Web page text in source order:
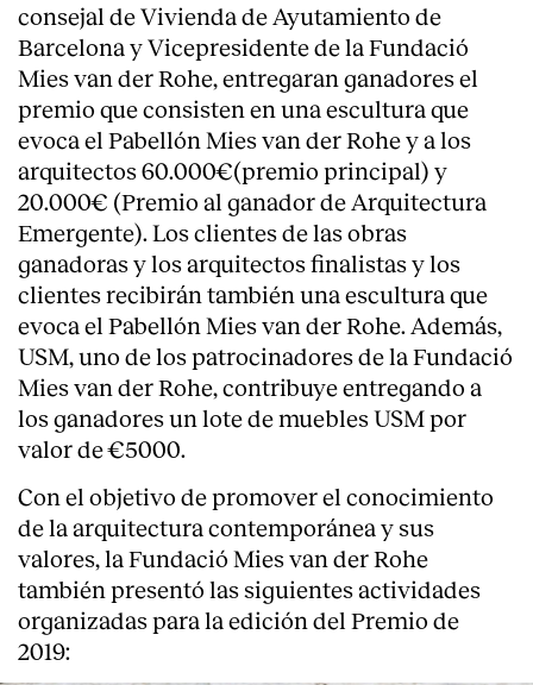
consejal de Vivienda de Ayutamiento de
Barcelona y Vicepresidente de la Fundació
Mies van der Rohe, entregaran ganadores el
premio que consisten en una escultura que
evoca el Pabellón Mies van der Rohe y a los
arquitectos 60.000€(premio principal) y
20.000€ (Premio al ganador de Arquitectura
Emergente). Los clientes de las obras
ganadoras y los arquitectos finalistas y los
clientes recibirán también una escultura que
evoca el Pabellón Mies van der Rohe. Además,
USM, uno de los patrocinadores de la Fundació
Mies van der Rohe, contribuye entregando a
los ganadores un lote de muebles USM por
valor de €5000.
Con el objetivo de promover el conocimiento
de la arquitectura contemporánea y sus
valores, la Fundació Mies van der Rohe
también presentó las siguientes actividades
organizadas para la edición del Premio de
2019: